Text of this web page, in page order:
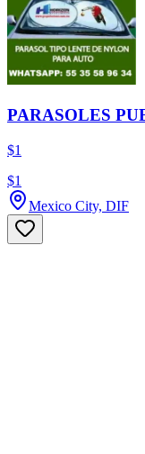
PARASOLES
$1
$1
Mexico City, DIF